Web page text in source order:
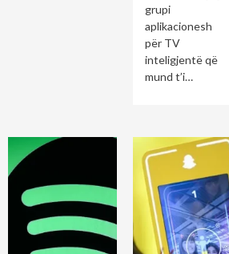
grupi
aplikacionesh
për TV
inteligjentë që
mund t’i…